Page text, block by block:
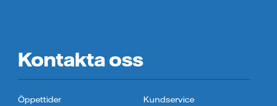
Kontakta oss
Öppettider Kundservice